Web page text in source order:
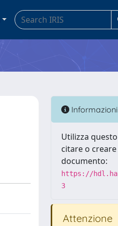
Informazioni
Utilizza
citare o
documento:
https://
3
Attenzione